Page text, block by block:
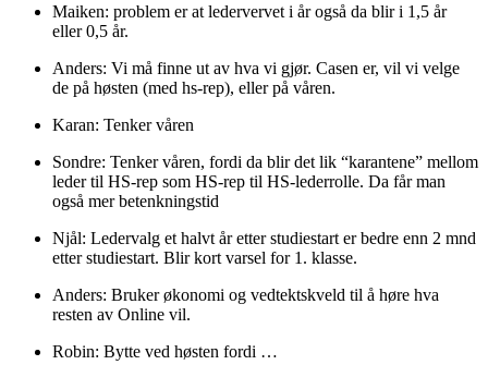
Maiken: problem er at ledervervet i år også da blir i 1,5 år
eller 0,5 år.
Anders: Vi må finne ut av hva vi gjør. Casen er, vil vi velge
de på høsten (med hs-rep), eller på våren.
Karan: Tenker våren
Sondre: Tenker våren, fordi da blir det lik “karantene” mellom
leder til HS-rep som HS-rep til HS-lederrolle. Da får man
også mer betenkningstid
Njål: Ledervalg et halvt år etter studiestart er bedre enn 2 mnd
etter studiestart. Blir kort varsel for 1. klasse.
Anders: Bruker økonomi og vedtektskveld til å høre hva
resten av Online vil.
Robin: Bytte ved høsten fordi …